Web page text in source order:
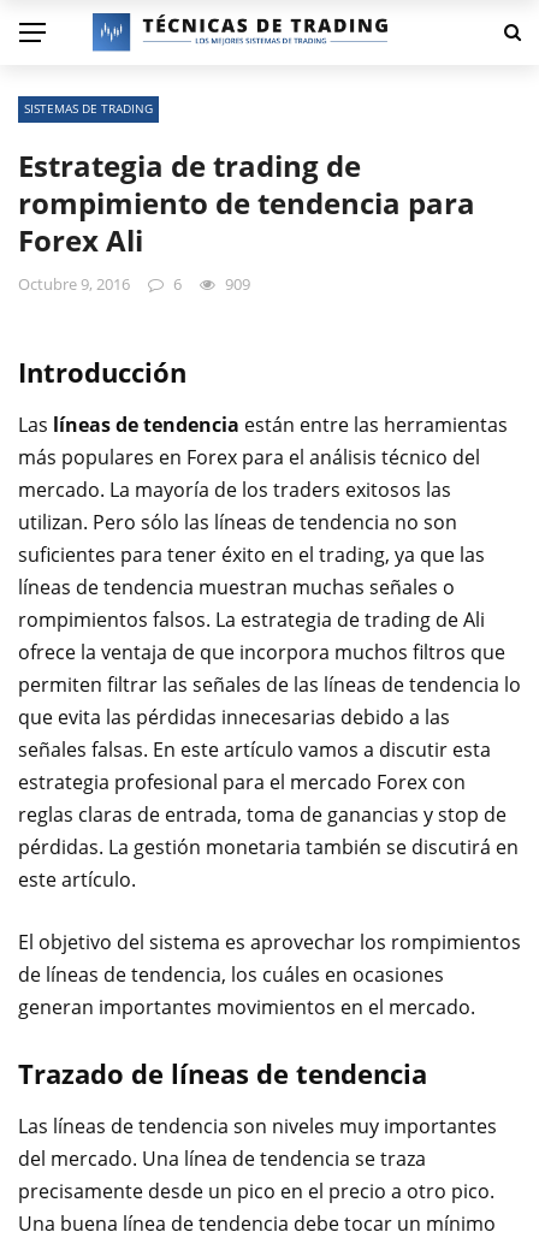
SISTEMAS DE TRADING
Estrategia de trading de
rompimiento de tendencia para
Forex Ali
Octubre 9, 2016 6 909
Introducción
Las líneas de tendencia están entre las herramientas
más populares en Forex para el análisis técnico del
mercado. La mayoría de los traders exitosos las
utilizan. Pero sólo las líneas de tendencia no son
suficientes para tener éxito en el trading, ya que las
líneas de tendencia muestran muchas señales o
rompimientos falsos. La estrategia de trading de Ali
ofrece la ventaja de que incorpora muchos filtros que
permiten filtrar las señales de las líneas de tendencia lo
que evita las pérdidas innecesarias debido a las
señales falsas. En este artículo vamos a discutir esta
estrategia profesional para el mercado Forex con
reglas claras de entrada, toma de ganancias y stop de
pérdidas. La gestión monetaria también se discutirá en
este artículo.
El objetivo del sistema es aprovechar los rompimientos
de líneas de tendencia, los cuáles en ocasiones
generan importantes movimientos en el mercado.
Trazado de líneas de tendencia
Las líneas de tendencia son niveles muy importantes
del mercado. Una línea de tendencia se traza
precisamente desde un pico en el precio a otro pico.
Una buena línea de tendencia debe tocar un mínimo